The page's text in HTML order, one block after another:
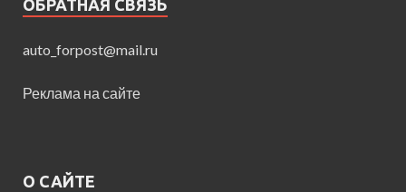
ОБРАТНАЯ СВЯЗЬ
auto_forpost@mail.ru
Реклама на сайте
О САЙТЕ